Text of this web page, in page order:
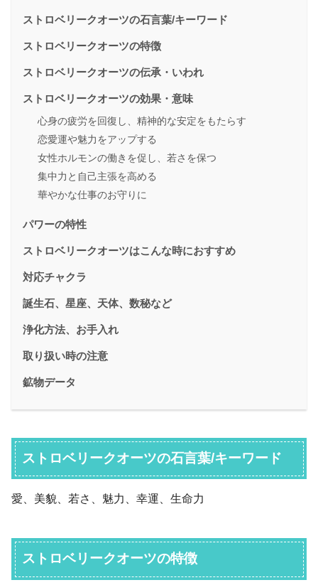
ストロベリークオーツの石言葉/キーワード
ストロベリークオーツの特徴
ストロベリークオーツの伝承・いわれ
ストロベリークオーツの効果・意味
心身の疲労を回復し、精神的な安定をもたらす
恋愛運や魅力をアップする
女性ホルモンの働きを促し、若さを保つ
集中力と自己主張を高める
華やかな仕事のお守りに
パワーの特性
ストロベリークオーツはこんな時におすすめ
対応チャクラ
誕生石、星座、天体、数秘など
浄化方法、お手入れ
取り扱い時の注意
鉱物データ
ストロベリークオーツの石言葉/キーワード
愛、美貌、若さ、魅力、幸運、生命力
ストロベリークオーツの特徴